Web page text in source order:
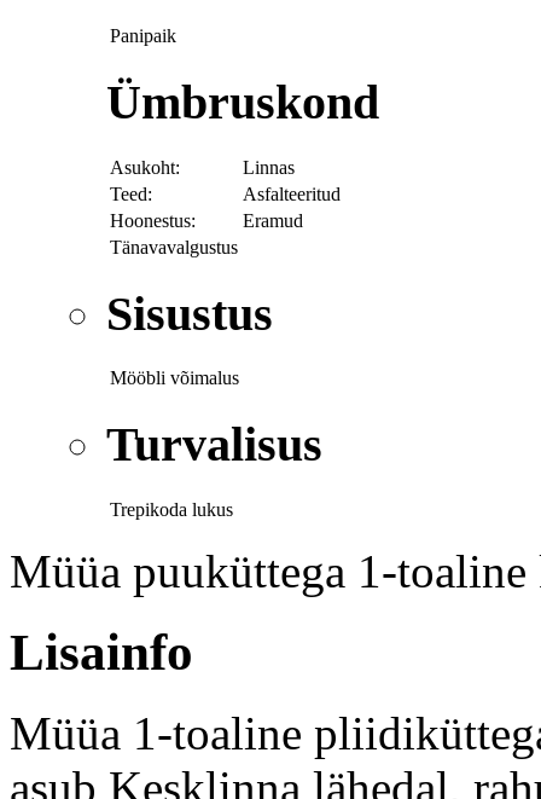
Panipaik
Ümbruskond
Asukoht:
Linnas
Teed:
Asfalteeritud
Hoonestus:
Eramud
Tänavavalgustus
Sisustus
Mööbli võimalus
Turvalisus
Trepikoda lukus
Müüa puuküttega 1-
Lisainfo
Müüa 1-toaline
asub Kesklinna lähedal,